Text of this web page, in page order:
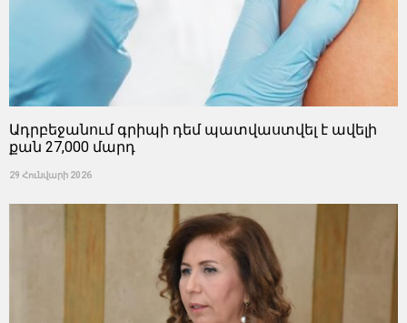
Ադրբեջանում գրիպի դեմ պատվաստվել է ավելի
քան 27,000 մարդ
29 Հունվարի 2026